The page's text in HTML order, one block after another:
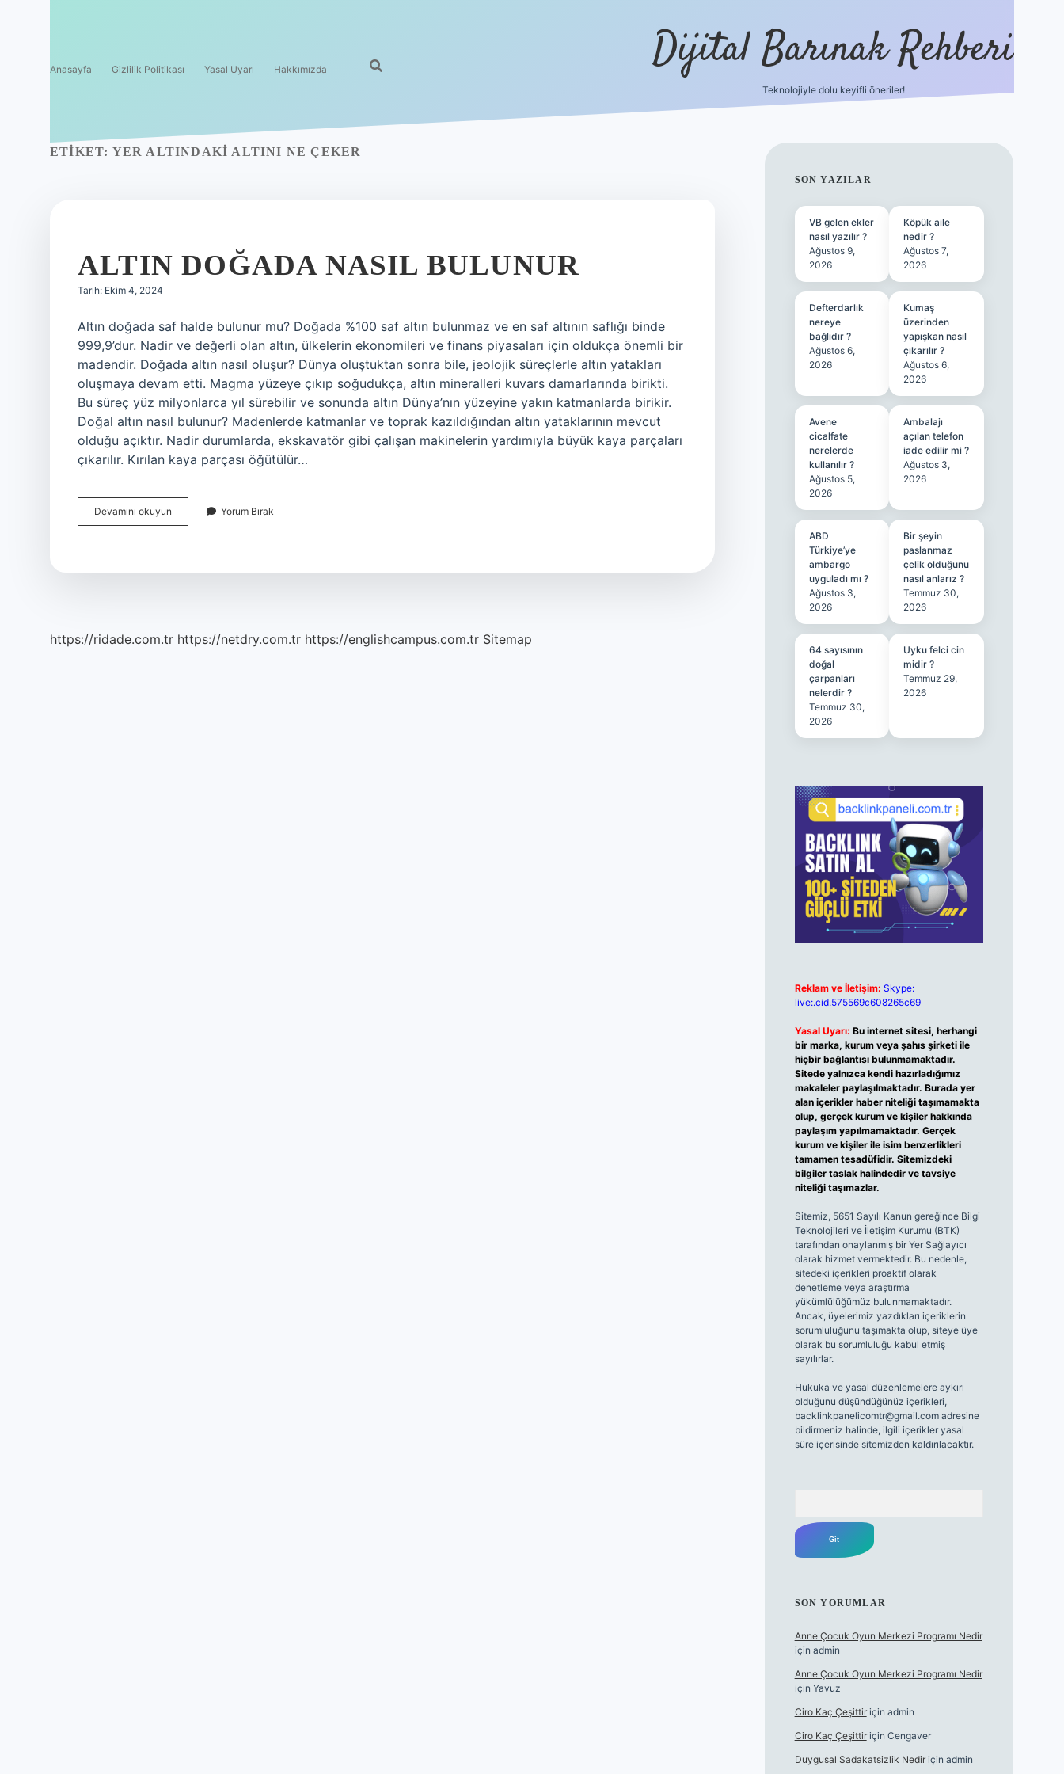
Anasayfa Gizlilik Politikası Yasal Uyarı Hakkımızda Dijital Barınak Rehberi
Teknolojiyle dolu keyifli öneriler!
ETIKET: YER ALTINDAKI ALTINI NE ÇEKER
ALTIN DOĞADA NASIL BULUNUR
Tarih: Ekim 4, 2024
Altın doğada saf halde bulunur mu? Doğada %100 saf altın bulunmaz ve en saf altının saflığı binde
999,9’dur. Nadir ve değerli olan altın, ülkelerin ekonomileri ve finans piyasaları için oldukça önemli bir
madendir. Doğada altın nasıl oluşur? Dünya oluştuktan sonra bile, jeolojik süreçlerle altın yatakları
oluşmaya devam etti. Magma yüzeye çıkıp soğudukça, altın mineralleri kuvars damarlarında birikti.
Bu süreç yüz milyonlarca yıl sürebilir ve sonunda altın Dünya’nın yüzeyine yakın katmanlarda birikir.
Doğal altın nasıl bulunur? Madenlerde katmanlar ve toprak kazıldığından altın yataklarının mevcut
olduğu açıktır. Nadir durumlarda, ekskavatör gibi çalışan makinelerin yardımıyla büyük kaya parçaları
çıkarılır. Kırılan kaya parçası öğütülür…
Devamını okuyun
Doğada
Yorum Bırak
https://ridade.com.tr https://netdry.com.tr https://englishcampus.com.tr Sitemap
SIDEBAR
SON YAZILAR
VB gelen ekler
nasıl yazılır ?
Ağustos 9,
2026
Köpük aile
nedir ?
Ağustos 7,
2026
Defterdarlık
nereye
bağlıdır ?
Ağustos 6,
2026
Kumaş
üzerinden
yapışkan nasıl
çıkarılır ?
Ağustos 6,
2026
Avene
cicalfate
nerelerde
kullanılır ?
Ağustos 5,
2026
Ambalajı
açılan telefon
iade edilir mi ?
Ağustos 3,
2026
ABD
Türkiye’ye
ambargo
uyguladı mı ?
Ağustos 3,
2026
Bir şeyin
paslanmaz
çelik olduğunu
nasıl anlarız ?
Temmuz 30,
2026
64 sayısının
doğal
çarpanları
nelerdir ?
Temmuz 30,
2026
Uyku felci cin
midir ?
Temmuz 29,
2026
Reklam ve İletişim: Skype:
live:.cid.575569c608265c69
Yasal Uyarı: Bu internet sitesi, herhangi
bir marka, kurum veya şahıs şirketi ile
hiçbir bağlantısı bulunmamaktadır.
Sitede yalnızca kendi hazırladığımız
makaleler paylaşılmaktadır. Burada yer
alan içerikler haber niteliği taşımamakta
olup, gerçek kurum ve kişiler hakkında
paylaşım yapılmamaktadır. Gerçek
kurum ve kişiler ile isim benzerlikleri
tamamen tesadüfidir. Sitemizdeki
bilgiler taslak halindedir ve tavsiye
niteliği taşımazlar.
Sitemiz, 5651 Sayılı Kanun gereğince Bilgi
Teknolojileri ve İletişim Kurumu (BTK)
tarafından onaylanmış bir Yer Sağlayıcı
olarak hizmet vermektedir. Bu nedenle,
sitedeki içerikleri proaktif olarak
denetleme veya araştırma
yükümlülüğümüz bulunmamaktadır.
Ancak, üyelerimiz yazdıkları içeriklerin
sorumluluğunu taşımakta olup, siteye üye
olarak bu sorumluluğu kabul etmiş
sayılırlar.
Hukuka ve yasal düzenlemelere aykırı
olduğunu düşündüğünüz içerikleri,
backlinkpanelicomtr@gmail.comadresine
bildirmeniz halinde, ilgili içerikler yasal
süre içerisinde sitemizden kaldırılacaktır.
SON YORUMLAR
Anne Çocuk Oyun Merkezi Programı Nedir
için admin
Anne Çocuk Oyun Merkezi Programı Nedir
için Yavuz
Ciro Kaç Çeşittiriçin admin
Ciro Kaç Çeşittiriçin Cengaver
Duygusal Sadakatsizlik Nediriçin admin
hiltonbet güncel